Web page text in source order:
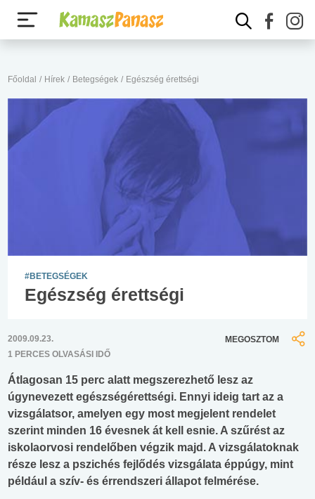
Főoldal / Hírek / Betegségek / Egészség érettségi
#BETEGSÉGEK
Egészség érettségi
2009.09.23.
1 PERCES OLVASÁSI IDŐ
MEGOSZTOM
Átlagosan 15 perc alatt megszerezhető lesz az
úgynevezett egészségérettségi. Ennyi ideig tart az a
vizsgálatsor, amelyen egy most megjelent rendelet
szerint minden 16 évesnek át kell esnie. A szűrést az
iskolaorvosi rendelőben végzik majd. A vizsgálatoknak
része lesz a pszichés fejlődés vizsgálata éppúgy, mint
például a szív- és érrendszeri állapot felmérése.